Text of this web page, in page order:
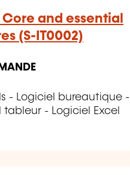
Core and essential
(S-IT0002)
- Logiciel bureautique -
tableur - Logiciel Excel